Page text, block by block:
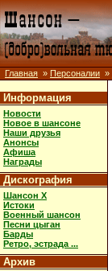
Главная » Персоналии »
Информация
Новости
Новое в шансоне
Наши друзья
Анонсы
Афиша
Награды
Дискография
Шансон X
Истоки
Военный шансон
Песни цыган
Барды
Ретро, эстрада ...
Архив